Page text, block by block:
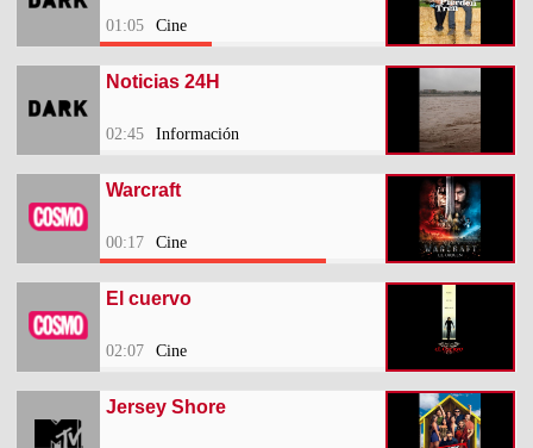
01:05 Cine
Noticias 24H
02:45 Información
Warcraft
00:17 Cine
El cuervo
02:07 Cine
Jersey Shore